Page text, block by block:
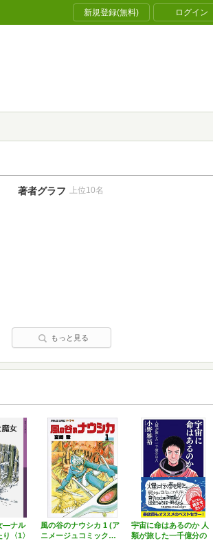
新規登録(無料) ログイン
著者グラフ 上位10名
もっと見る
―ナル
〈1〉
風の谷のナウシカ 1 (ア
ニメージュコミック…
宇宙に命はあるのか 人
類が旅した一千億分の